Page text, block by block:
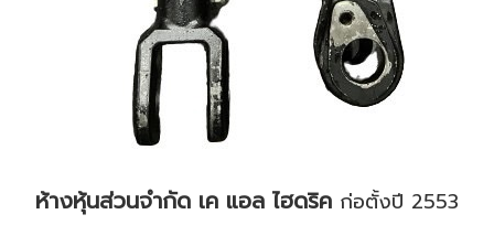
ห้างหุ้นส่วนจำกัด เค แอล ไฮดริค ก่อตั้งปี 2553